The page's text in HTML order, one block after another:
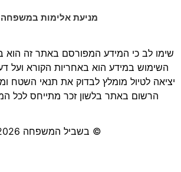
מניעת אלימות במשפחה
שימו לב כי המידע המפורסם באתר זה
השימוש במידע הוא באחריות הקורא ועל
יציאה לטיול מומלץ לבדוק את תנאי השטח
הרשום באתר בלשון זכר מתייחס לכל
© בשביל המשפחה 2026